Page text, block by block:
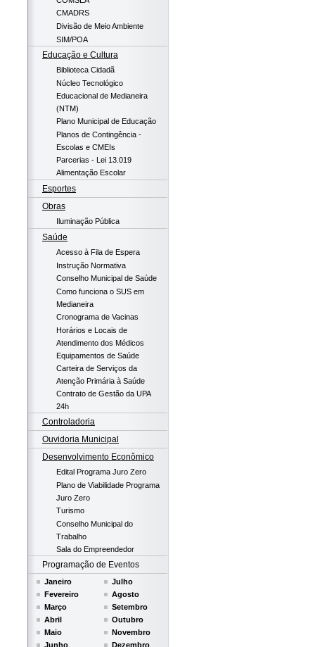
CMADRS
Divisão de Meio Ambiente
SIM/POA
Educação e Cultura
Biblioteca Cidadã
Núcleo Tecnológico
Educacional de Medianeira
(NTM)
Plano Municipal de Educação
Planos de Contingência -
Escolas e CMEIs
Parcerias - Lei 13.019
Alimentação Escolar
Esportes
Obras
Iluminação Pública
Saúde
Acesso à Fila de Espera
Instrução Normativa
Conselho Municipal de Saúde
Como funciona o SUS em
Medianeira
Cronograma de Vacinas
Horários e Locais de
Atendimento dos Médicos
Equipamentos de Saúde
Carteira de Serviços da
Atenção Primária à Saúde
Contrato de Gestão da UPA
24h
Controladoria
Ouvidoria Municipal
Desenvolvimento Econômico
Edital Programa Juro Zero
Plano de Viabilidade Programa
Juro Zero
Turismo
Conselho Municipal do
Trabalho
Sala do Empreendedor
Programação de Eventos
Janeiro
Fevereiro
Março
Abril
Maio
Junho
Julho
Agosto
Setembro
Outubro
Novembro
Dezembro